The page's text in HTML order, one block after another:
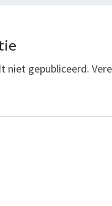
niet gepubliceerd.